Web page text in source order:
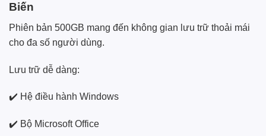
Biến
Phiên bản 500GB mang đến không gian lưu trữ thoải mái
cho đa số người dùng.
Lưu trữ dễ dàng:
✔️ Hệ điều hành Windows
✔️ Bộ Microsoft Office